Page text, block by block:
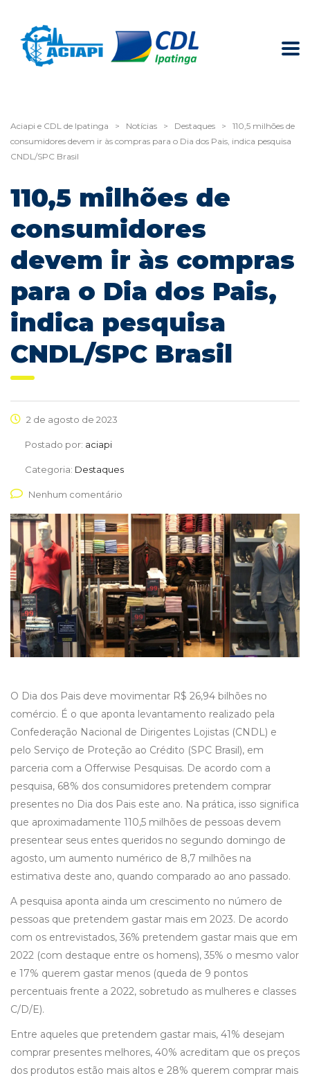
Aciapi e CDL de Ipatinga > Notícias > Destaques >
110,5 milhões de
consumidores devem ir às compras para o Dia dos Pais, indica pesquisa
CNDL/SPC Brasil
110,5 milhões de
consumidores
devem ir às compras
para o Dia dos Pais,
indica pesquisa
CNDL/SPC Brasil
2 de agosto de 2023
Postado por: aciapi
Categoria: Destaques
Nenhum comentário
O Dia dos Pais deve movimentar R$ 26,94 bilhões no
comércio. É o que aponta levantamento realizado pela
Confederação Nacional de Dirigentes Lojistas (CNDL) e
pelo Serviço de Proteção ao Crédito (SPC Brasil), em
parceria com a Offerwise Pesquisas. De acordo com a
pesquisa, 68% dos consumidores pretendem comprar
presentes no Dia dos Pais este ano. Na prática, isso significa
que aproximadamente 110,5 milhões de pessoas devem
presentear seus entes queridos no segundo domingo de
agosto, um aumento numérico de 8,7 milhões na
estimativa deste ano, quando comparado ao ano passado.
A pesquisa aponta ainda um crescimento no número de
pessoas que pretendem gastar mais em 2023. De acordo
com os entrevistados, 36% pretendem gastar mais que em
2022 (com destaque entre os homens), 35% o mesmo valor
e 17% querem gastar menos (queda de 9 pontos
percentuais frente a 2022, sobretudo as mulheres e classes
C/D/E).
Entre aqueles que pretendem gastar mais, 41% desejam
comprar presentes melhores, 40% acreditam que os preços
dos produtos estão mais altos e 28% querem comprar mais